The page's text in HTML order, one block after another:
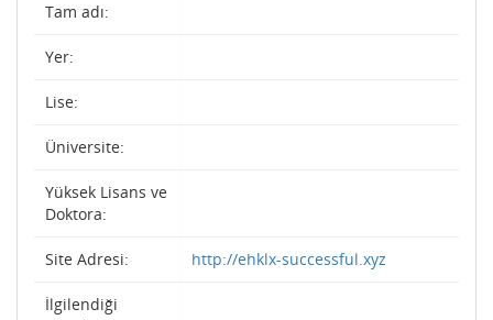
Tam adı:
Yer:
Lise:
Üniversite:
Yüksek Lisans ve
Doktora:
Site Adresi: http://ehklx-successful.xyz
İlgilendiği